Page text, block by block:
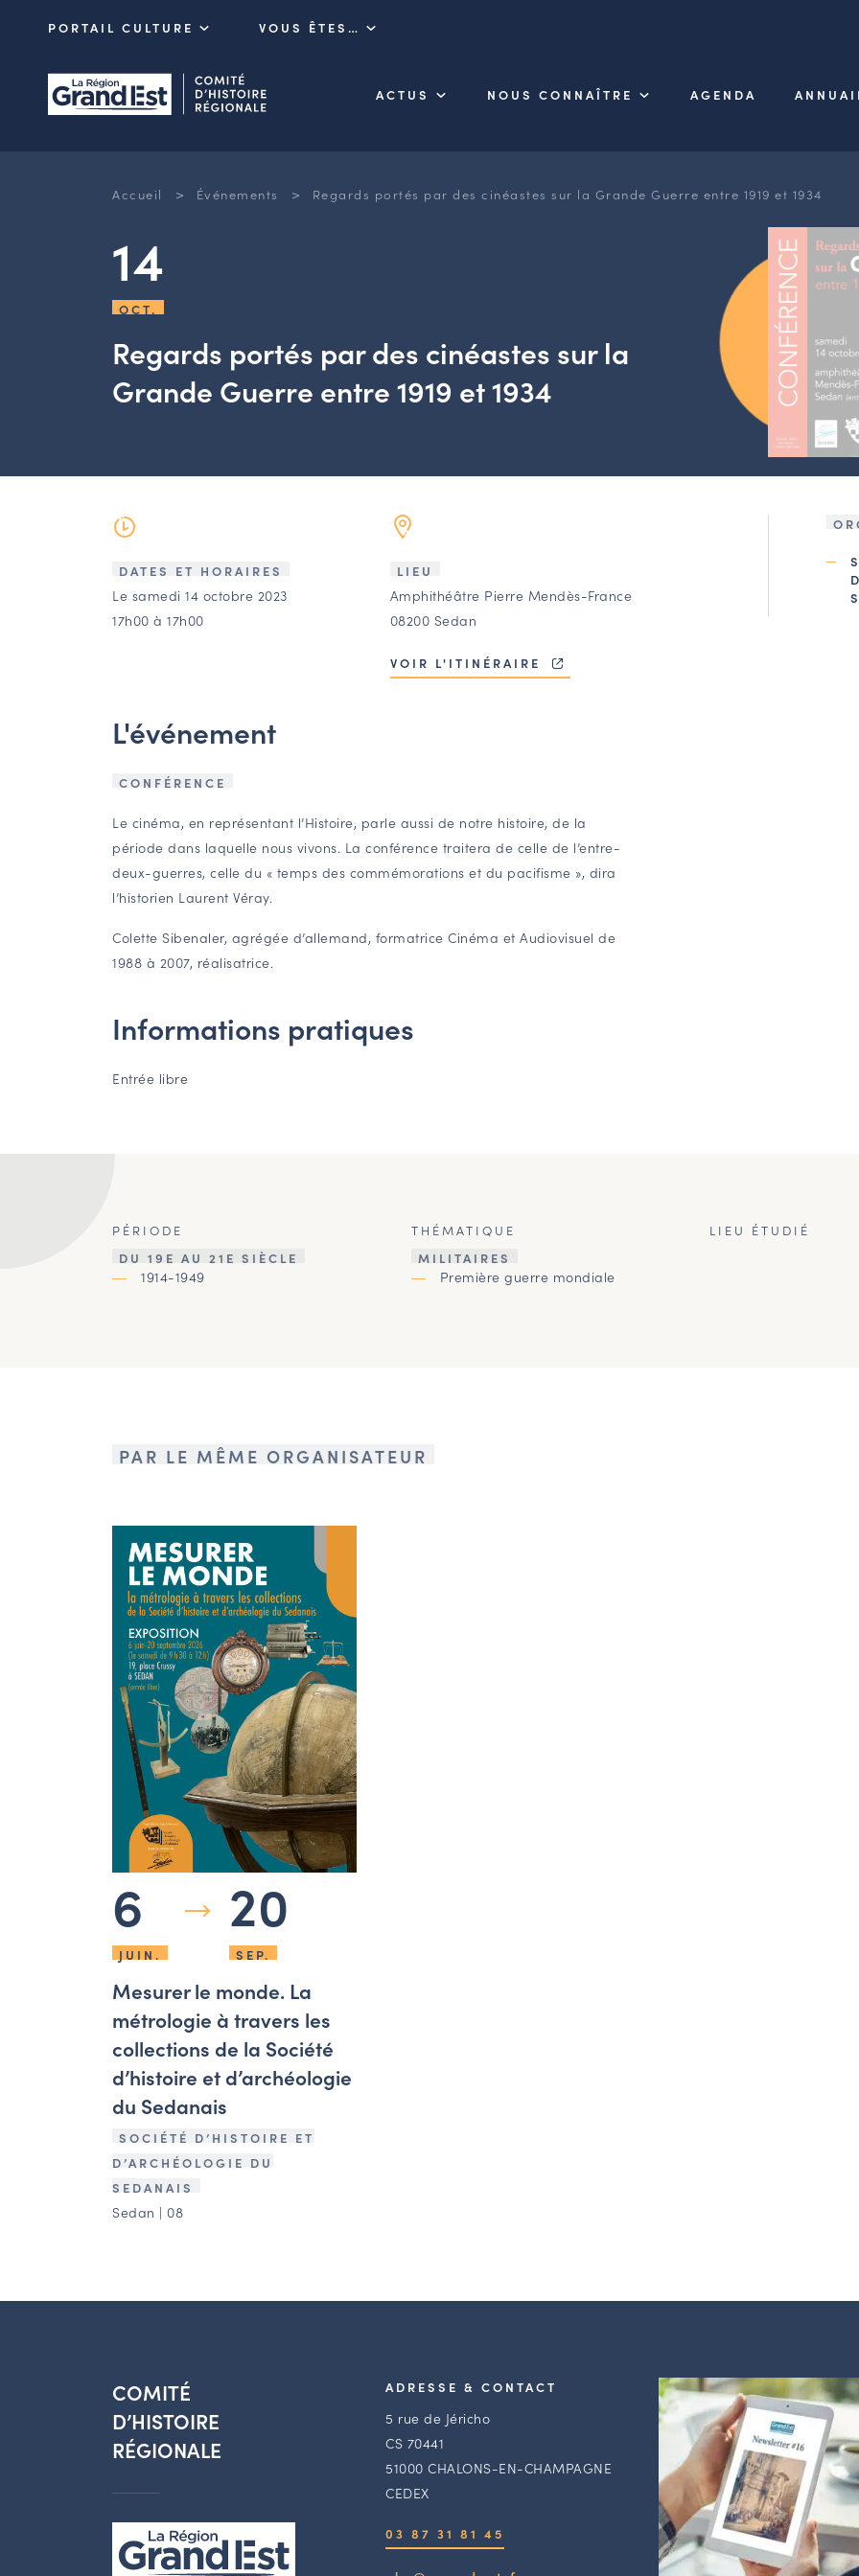
PORTAIL CULTURE VOUS ÊTES…
ACTUS NOUS CONNAÎTRE AGENDA
Accueil > Événements > Regards portés par des cinéastes sur la Grande Guerre entre 1919 et 1934
14
OCT.
Regards portés par des cinéastes sur la
Grande Guerre entre 1919 et 1934
DATES ET HORAIRES
Le samedi 14 octobre 2023
17h00 à 17h00
LIEU
Amphithéâtre Pierre Mendès-France
08200 Sedan
VOIR L'ITINÉRAIRE
L'événement
CONFÉRENCE
Le cinéma, en représentant l’Histoire, parle aussi de notre histoire, de la
période dans laquelle nous vivons. La conférence traitera de celle de l’entre-
deux-guerres, celle du « temps des commémorations et du pacifisme », dira
l’historien Laurent Véray.
Colette Sibenaler, agrégée d’allemand, formatrice Cinéma et Audiovisuel de
1988 à 2007, réalisatrice.
Informations pratiques
Entrée libre
PÉRIODE
DU 19E AU 21E SIÈCLE
1914-1949
THÉMATIQUE
MILITAIRES
Première guerre mondiale
LIEU ÉTUDIÉ
PAR LE MÊME ORGANISATEUR
6
JUIN.
20
SEP.
Mesurer le monde. La
métrologie à travers les
collections de la Société
d’histoire et d’archéologie
du Sedanais
SOCIÉTÉ D’HISTOIRE ET
D’ARCHÉOLOGIE DU
SEDANAIS
Sedan | 08
COMITÉ
D’HISTOIRE
RÉGIONALE
ADRESSE & CONTACT
5 rue de Jéricho
CS 70441
51000 CHALONS-EN-CHAMPAGNE
CEDEX
03 87 31 81 45